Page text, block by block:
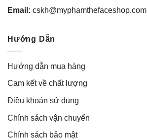
Email: cskh@myphamthefaceshop.com
Hướng Dẫn
Hướng dẫn mua hàng
Cam kết về chất lượng
Điều khoản sử dụng
Chính sách vận chuyển
Chính sách bảo mật